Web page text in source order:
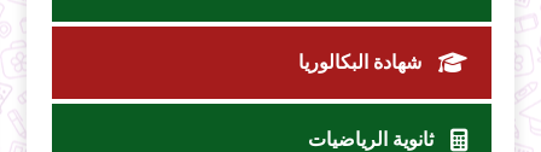
شهادة البكالوريا
ثانوية الرياضيات